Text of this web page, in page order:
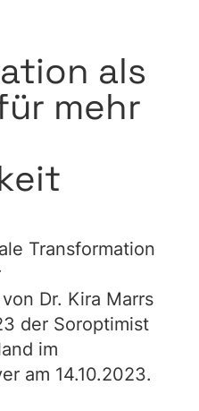
als
mehr
Transformation
Dr. Kira Marrs
der Soroptimist
im
am 14.10.2023.